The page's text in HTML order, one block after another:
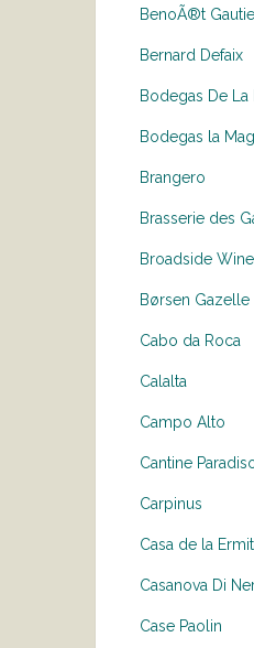
BenoÃ®t
Bernard Defaix
Bodegas De La
Bodegas la
Brangero
Brasserie des
Broadside
Børsen Gazelle
Cabo da Roca
Calalta
Campo Alto
Cantine
Carpinus
Casa de la
Casanova Di
Case Paolin